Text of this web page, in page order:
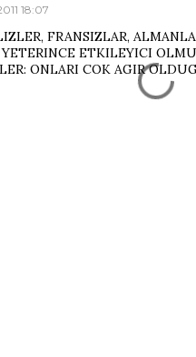
18:07
FRANSIZLAR,
ETKILEYICI
ONLARI COK AGIR